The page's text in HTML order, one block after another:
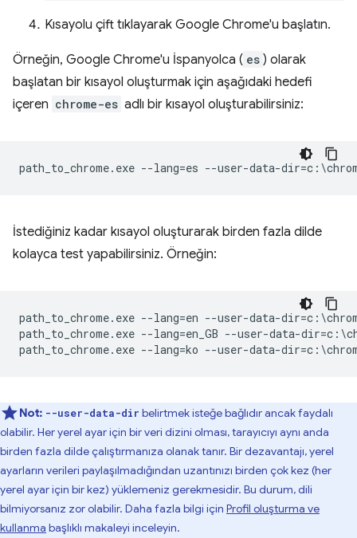
Kısayolu çift tıklayarak Google Chrome'u başlatın.
Örneğin, Google Chrome'u İspanyolca ( es ) olarak
başlatan bir kısayol oluşturmak için aşağıdaki hedefi
içeren chrome-es adlı bir kısayol oluşturabilirsiniz:
İstediğiniz kadar kısayol oluşturarak birden fazla dilde
kolayca test yapabilirsiniz. Örneğin:
path_to_chrome.exe --lang=en --user-data-
path_to_chrome.exe --lang=en_GB --user-data-
Not: --user-data-dir belirtmek isteğe bağlıdır ancak faydalı
olabilir. Her yerel ayar için bir veri dizini olması, tarayıcıyı aynı anda
birden fazla dilde çalıştırmanıza olanak tanır. Bir dezavantajı, yerel
ayarların verileri paylaşılmadığından uzantınızı birden çok kez (her
yerel ayar için bir kez) yüklemeniz gerekmesidir. Bu durum, dili
bilmiyorsanız zor olabilir. Daha fazla bilgi için Profil oluşturma ve
kullanma başlıklı makaleyi inceleyin.